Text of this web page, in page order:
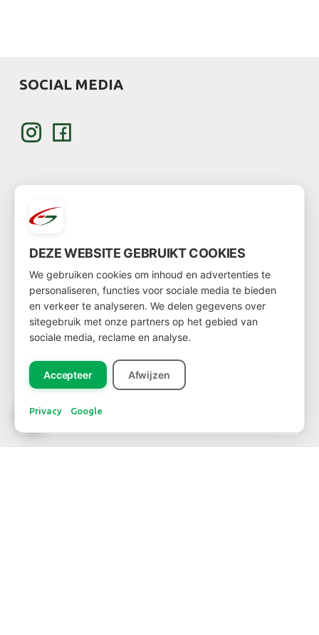
SOCIAL MEDIA
KLANT WORDEN
Ga dan viadeze linknaar het klantenformulier
NIEUWSBRIEF
DEZE WEBSITE GEBRUIKT COOKIES
We gebruiken cookies om inhoud en advertenties te
personaliseren, functies voor sociale media te bieden
en verkeer te analyseren. We delen gegevens over
sitegebruik met onze partners op het gebied van
sociale media, reclame en analyse.
Accepteer Afwijzen
Privacy Google